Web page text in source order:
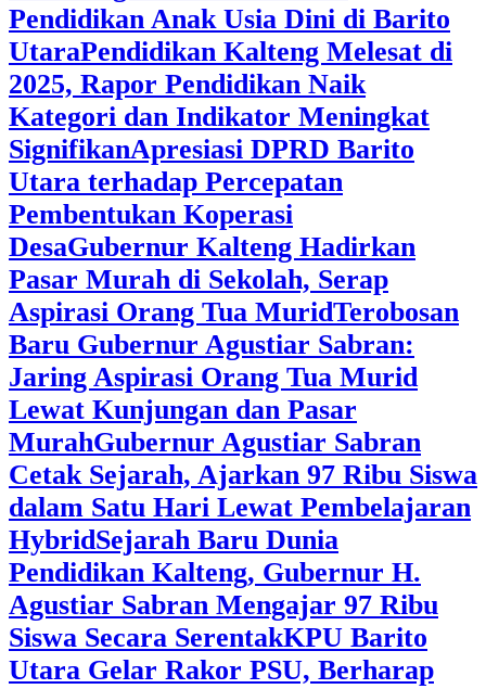
Pendidikan Anak Usia Dini di Barito
Utara‎Pendidikan Kalteng Melesat di
2025, Rapor Pendidikan Naik
Kategori dan Indikator Meningkat
SignifikanApresiasi DPRD Barito
Utara terhadap Percepatan
Pembentukan Koperasi
Desa‎Gubernur Kalteng Hadirkan
Pasar Murah di Sekolah, Serap
Aspirasi Orang Tua Murid‎Terobosan
Baru Gubernur Agustiar Sabran:
Jaring Aspirasi Orang Tua Murid
Lewat Kunjungan dan Pasar
MurahGubernur Agustiar Sabran
Cetak Sejarah, Ajarkan 97 Ribu Siswa
dalam Satu Hari Lewat Pembelajaran
HybridSejarah Baru Dunia
Pendidikan Kalteng, Gubernur H.
Agustiar Sabran Mengajar 97 Ribu
Siswa Secara SerentakKPU Barito
Utara Gelar Rakor PSU, Berharap